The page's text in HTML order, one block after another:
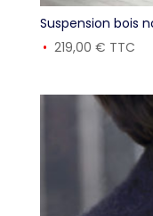
Suspension bois
219,00 € TTC